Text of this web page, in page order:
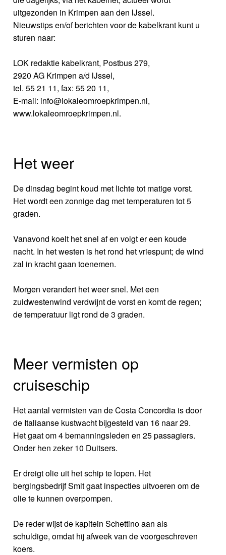
uitgezonden in Krimpen aan den IJssel.
Nieuwstips en/of berichten voor de kabelkrant kunt u
sturen naar:
LOK redaktie kabelkrant, Postbus 279,
2920 AG Krimpen a/d IJssel,
tel. 55 21 11, fax: 55 20 11,
E-mail: info@lokaleomroepkrimpen.nl,
www.lokaleomroepkrimpen.nl.
Het weer
De dinsdag begint koud met lichte tot matige vorst.
Het wordt een zonnige dag met temperaturen tot 5
graden.
Vanavond koelt het snel af en volgt er een koude
nacht. In het westen is het rond het vriespunt; de wind
zal in kracht gaan toenemen.
Morgen verandert het weer snel. Met een
zuidwestenwind verdwijnt de vorst en komt de regen;
de temperatuur ligt rond de 3 graden.
Meer vermisten op
cruiseschip
Het aantal vermisten van de Costa Concordia is door
de Italiaanse kustwacht bijgesteld van 16 naar 29.
Het gaat om 4 bemanningsleden en 25 passagiers.
Onder hen zeker 10 Duitsers.
Er dreigt olie uit het schip te lopen. Het
bergingsbedrijf Smit gaat inspecties uitvoeren om de
olie te kunnen overpompen.
De reder wijst de kapitein Schettino aan als
schuldige, omdat hij afweek van de voorgeschreven
koers.